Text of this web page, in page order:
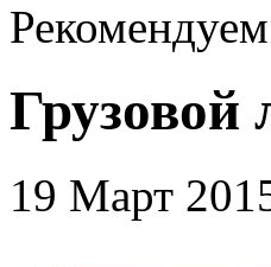
Рекомендуем
Грузовой
19 Март